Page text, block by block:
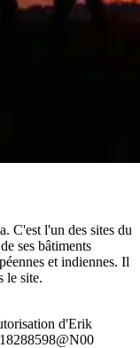
C'est l'un des sites du
ses bâtiments
et indiennes. Il
le site.
d'Erik